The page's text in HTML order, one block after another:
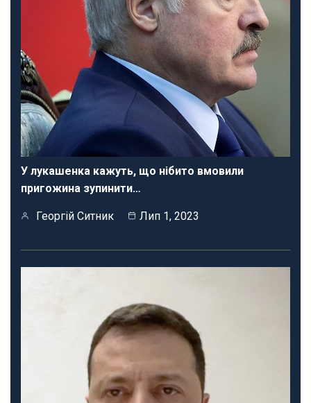
У лукашенка кажуть, що нібито вмовили
пригожина зупинити…
Георгій Ситник Лип 1, 2023